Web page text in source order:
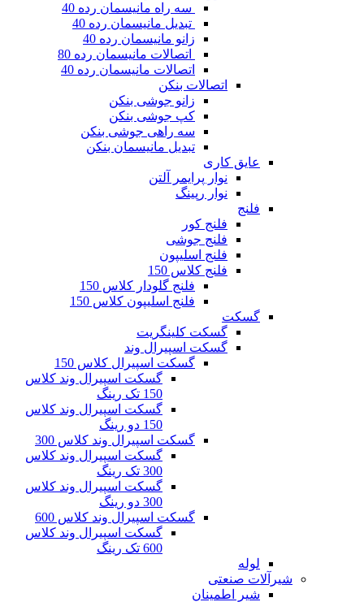
سه راه مانیسمان رده 40
تبدیل مانیسمان رده 40
زانو مانیسمان رده 40
اتصالات مانیسمان رده 80
اتصالات مانیسمان رده 40
اتصالات بنکن
زانو جوشی بنکن
کپ جوشی بنکن
سه راهی جوشی بنکن
تبدیل مانیسمان بنکن
عایق کاری
نوار پرایمر آلتن
نوار رپینگ
فلنج
فلنج کور
فلنج جوشی
فلنج اسلیپون
فلنج کلاس 150
فلنج گلودار کلاس 150
فلنج اسلیپون کلاس 150
گسکت
گسکت کلینگریت
گسکت اسپیرال وند
گسکت اسپیرال کلاس 150
گسکت اسپیرال وند کلاس
150 تک رینگ
گسکت اسپیرال وند کلاس
150 دو رینگ
گسکت اسپیرال وند کلاس 300
گسکت اسپیرال وند کلاس
300 تک رینگ
گسکت اسپیرال وند کلاس
300 دو رینگ
گسکت اسپیرال وند کلاس 600
گسکت اسپیرال وند کلاس
600 تک رینگ
لوله
شیرآلات صنعتی
شیر اطمینان